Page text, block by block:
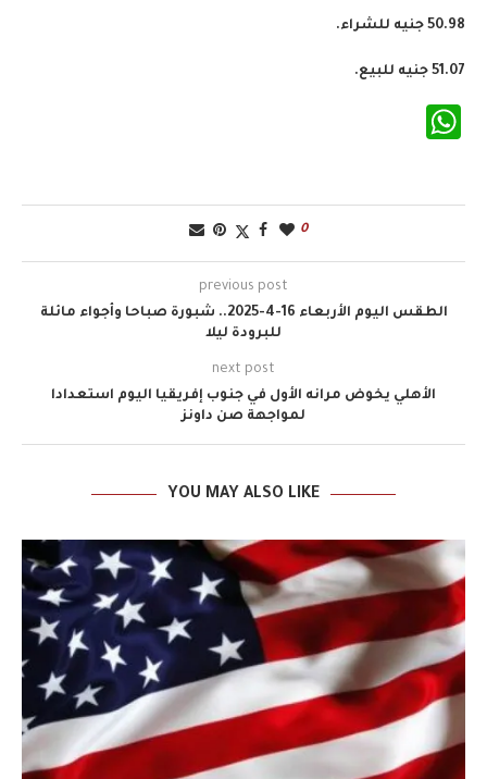
50.98 جنيه للشراء.
51.07 جنيه للبيع.
0
previous post
الطقس اليوم الأربعاء 16-4-2025.. شبورة صباحا وأجواء مائلة
للبرودة ليلا
next post
الأهلي يخوض مرانه الأول في جنوب إفريقيا اليوم استعدادا
لمواجهة صن داونز
YOU MAY ALSO LIKE